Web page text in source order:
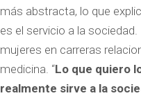
más abstracta, lo que
es el servicio a la
mujeres en carreras
medicina. “Lo que quiero
realmente sirve a la